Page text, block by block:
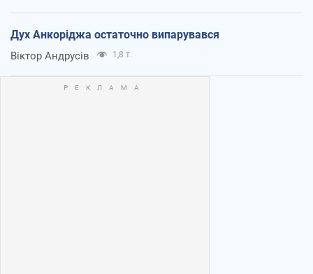
Дух Анкоріджа остаточно випарувався
Віктор Андрусів 1,8 т.